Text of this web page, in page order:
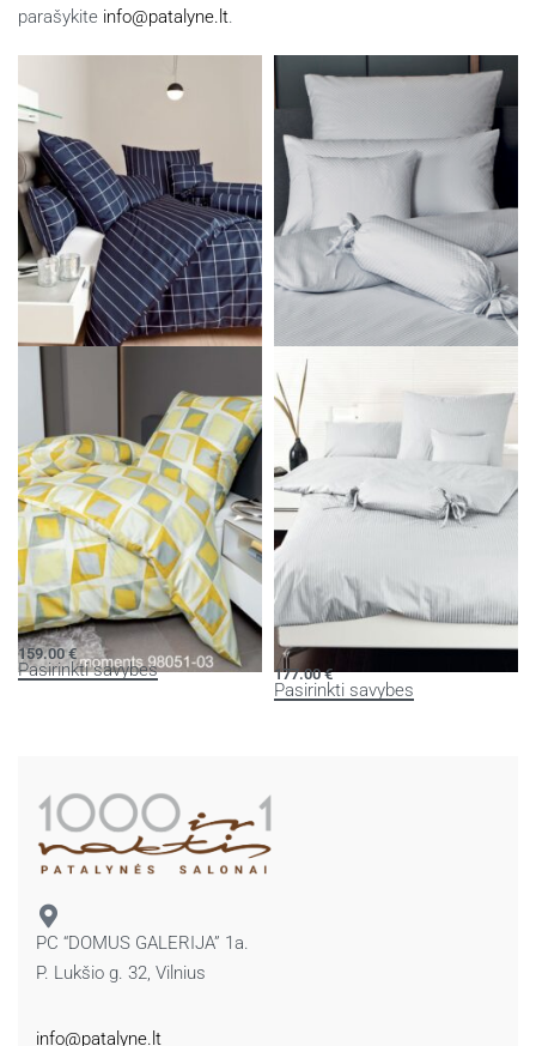
parašykite info@patalyne.lt.
Panašūs produktai
Patalynės komplektas MODERN
CLASSIC
119.00
Pasirinkti savybes
Damasto patalynės komplektas
118.00
Pasirinkti savybes
Patalynės komplektas MOMENTS
159.00€
Pasirinkti savybes
Damasto patalynės komplektas
RUBIN
177.00€
Pasirinkti savybes
PC “DOMUS GALERIJA” 1a.
P. Lukšio g. 32, Vilnius
info@patalyne.lt